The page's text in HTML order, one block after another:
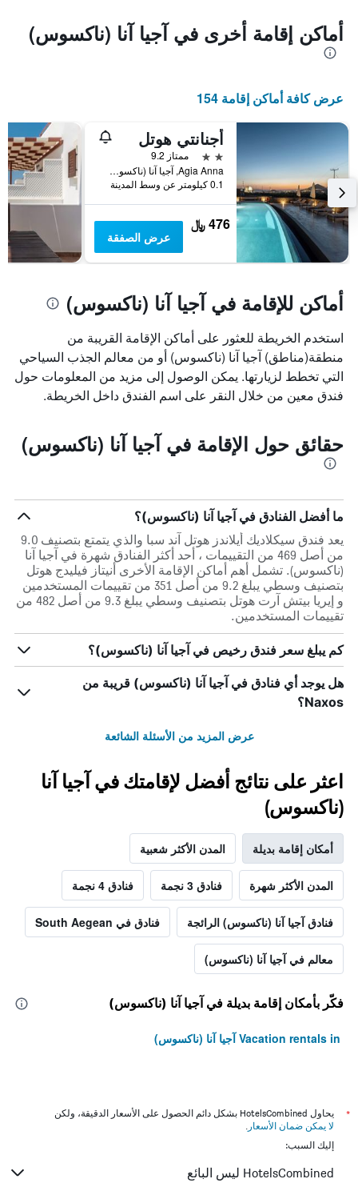
أماكن إقامة أخرى في آجيا آنا (ناكسوس)
عرض كافة أماكن إقامة 154
أجنانتي هوتل
2 نجمتين
ممتاز 9.2
Agia Anna, آجيا آنا (ناكسوس), اليونان
0.1 كيلومتر عن وسط المدينة
476 ﷼
عرض الصفقة
أماكن للإقامة في آجيا آنا (ناكسوس)
استخدم الخريطة للعثور على أماكن الإقامة القريبة من
منطقة(مناطق) آجيا آنا (ناكسوس) أو من معالم الجذب السياحي
التي تخطط لزيارتها. يمكن الوصول إلى مزيد من المعلومات حول
فندق معين من خلال النقر على اسم الفندق داخل الخريطة.
حقائق حول الإقامة في آجيا آنا (ناكسوس)
ما أفضل الفنادق في آجيا آنا (ناكسوس)؟
يعد فندق سيكلاديك أيلاندز هوتل آند سبا والذي يتمتع بتصنيف 9.0
من أصل 469 من التقييمات ، أحد أكثر الفنادق شهرة في آجيا آنا
(ناكسوس). تشمل أهم أماكن الإقامة الأخرى أنيتاز فيليدج هوتل
بتصنيف وسطي يبلغ 9.2 من أصل 351 من تقييمات المستخدمين
و إيريا بيتش آرت هوتل بتصنيف وسطي يبلغ 9.3 من أصل 482 من
تقييمات المستخدمين.
كم يبلغ سعر فندق رخيص في آجيا آنا (ناكسوس)؟
هل يوجد أي فنادق في آجيا آنا (ناكسوس) قريبة من
Naxos؟
عرض المزيد من الأسئلة الشائعة
اعثر على نتائج أفضل لإقامتك في آجيا آنا
(ناكسوس)
أمكان إقامة بديلة المدن الأكثر شعبية
المدن الأكثر شهرة فنادق 3 نجمة فنادق 4 نجمة
فنادق آجيا آنا (ناكسوس) الرائجة فنادق في South Aegean
معالم في آجيا آنا (ناكسوس)
فكّر بأمكان إقامة بديلة في آجيا آنا (ناكسوس)
Vacation rentals in آجيا آنا (ناكسوس)
*
يحاول HotelsCombined بشكل دائم الحصول على الأسعار الدقيقة، ولكن
لا يمكن ضمان الأسعار .
إليك السبب:
HotelsCombined ليس البائع